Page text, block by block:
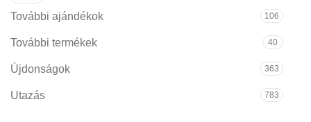
További ajándékok 106
További termékek 40
Újdonságok 363
Utazás 783